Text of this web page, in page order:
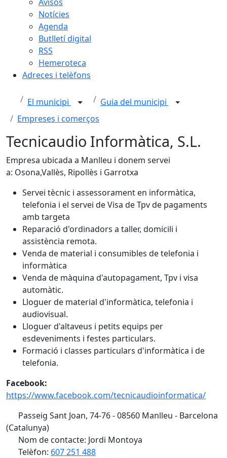
Notícies
Agenda
Butlletí digital
RSS
Hemeroteca
Adreces i telèfons
El municipi
Guia del municipi
Empreses i comerços
Tecnicaudio Informàtica, S.L.
Empresa ubicada a Manlleu i donem servei
a: Osona,Vallès, Ripollès i Garrotxa
Servei tècnic i assessorament en informàtica,
telefonia i el servei de Visa de Tpv de pagaments
amb targeta
Reparació d'ordinadors a taller, domicili i
assistència remota.
Venda de material i consumibles de telefonia i
informàtica
Venda de màquina d'autopagament, Tpv i visa
automàtic.
Lloguer de material d'informàtica, telefonia i
audiovisual.
Lloguer d'altaveus i petits equips per
esdeveniments i festes particulars.
Formació i classes particulars d'informàtica i de
telefonia.
Facebook:
https://www.facebook.com/tecnicaudioinformatica/
Passeig Sant Joan, 74-76 - 08560 Manlleu - Barcelona
(Catalunya)
Nom de contacte: Jordi Montoya
Telèfon: 607 251 488